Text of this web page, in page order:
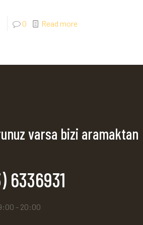
0 Read more
varsa bizi aramaktan
6336931
- 20:00